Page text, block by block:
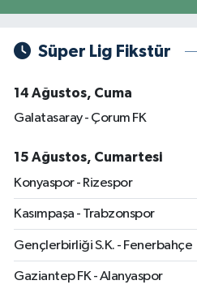
Süper Lig Fikstür
14 Ağustos, Cuma
Galatasaray - Çorum FK
15 Ağustos, Cumartesi
Konyaspor - Rizespor
Kasımpaşa - Trabzonspor
Gençlerbirliği S.K. - Fenerbahçe
Gaziantep FK - Alanyaspor